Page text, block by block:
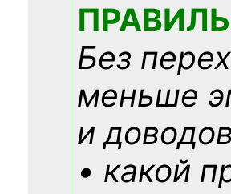
Без
меньше
и
• какой